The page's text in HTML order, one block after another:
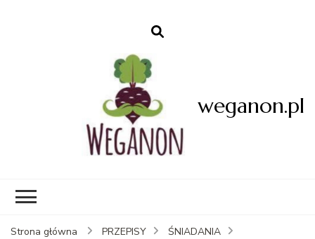
weganon.pl
Strona główna PRZEPISY
ŚNIADANIA